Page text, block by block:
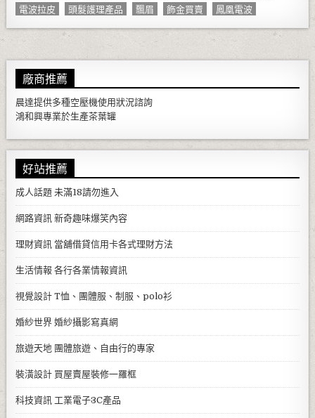
電波拉皮
頭髮護理產品 飄眉 飾金買賣 鳳凰電波
廠商推薦
晨達提供多種空壓機使用狀況諮詢
鴻和興專業於生產茶葉罐
好站推薦
成人話題 未滿18請勿進入
網路資訊 新奇趣味爆笑內容
理財資訊 當舖借貸信用卡各式理財方法
生活情報 各行各業情報資訊
視覺設計 T恤、團體服、制服、polo衫
婚紗世界 婚紗攝影寫真網
旅遊天地 團體旅遊、自由行的專家
裝潢設計 買屋賣屋裝修一羅框
科技資訊 工業電子3C產品